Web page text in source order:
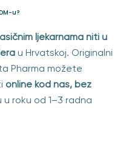
u?
ljekarnama niti u
u Hrvatskoj. Originalni
Pharma možete
online kod nas, bez
roku od 1–3 radna